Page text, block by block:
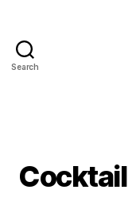
Search